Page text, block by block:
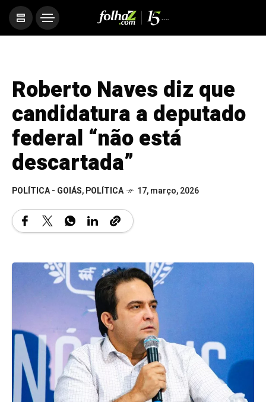
Roberto Naves diz que
candidatura a deputado
federal “não está
descartada”
POLÍTICA - GOIÁS,POLÍTICA 17, março, 2026